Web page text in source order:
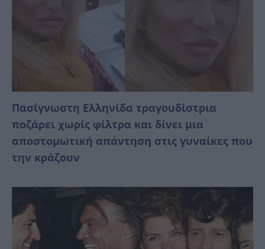
Πασίγνωστη Ελληνίδα τραγουδίστρια
ποζάρει χωρίς φίλτρα και δίνει μια
αποστομωτική απάντηση στις γυναίκες που
την κράζουν